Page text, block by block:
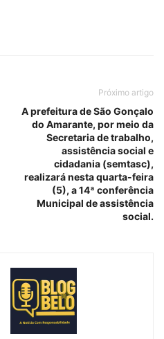
Próximo artigo
A prefeitura de São Gonçalo
do Amarante, por meio da
Secretaria de trabalho,
assistência social e
cidadania (semtasc),
realizará nesta quarta-feira
(5), a 14ª conferência
Municipal de assistência
social.